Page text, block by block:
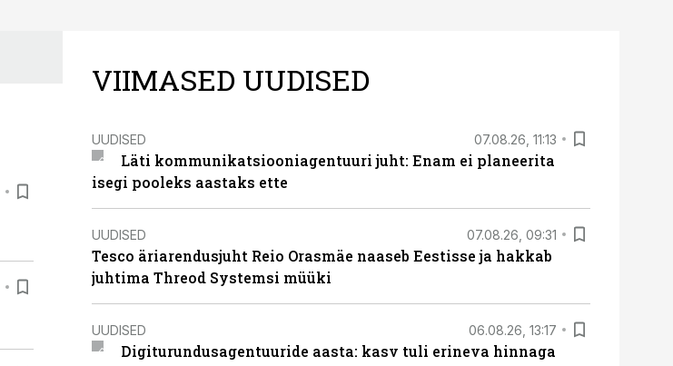
VIIMASED UUDISED
UUDISED 07.08.26, 11:13
Läti kommunikatsiooniagentuuri juht: Enam ei planeerita
isegi pooleks aastaks ette
UUDISED 07.08.26, 09:31
Tesco äriarendusjuht Reio Orasmäe naaseb Eestisse ja hakkab
juhtima Threod Systemsi müüki
UUDISED 06.08.26, 13:17
Digiturundusagentuuride aasta: kasv tuli erineva hinnaga